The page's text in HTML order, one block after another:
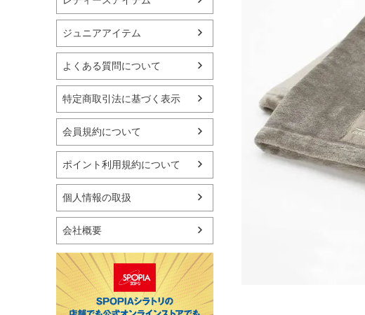
バスケットボール
シューズ
ランニング用品
スポーツアパレル
テニス
バレーボール
フィットネス用品
スイミング用品
マリン
スケートボード
野球・ソフトボール
ゴルフ
卓球用品
バッグ・サングラス
ハンドボール用品
ラグビー用品
グランドゴルフ
ジュニアアイテム
よくある質問について
特定商取引法に基づく表示
会員規約について
ポイント利用規約について
個人情報の取扱
会社概要